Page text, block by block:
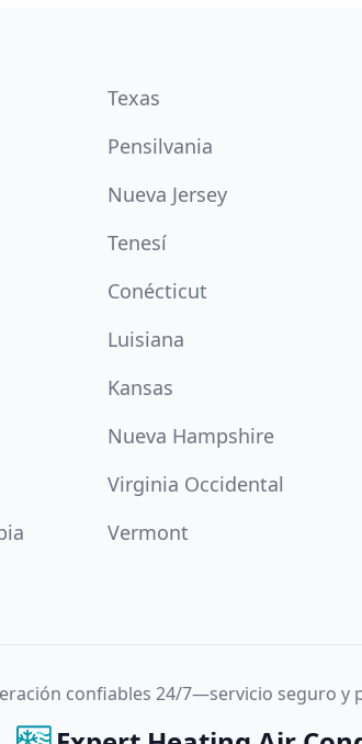
Texas
Pensilvania
Nueva Jersey
Tenesí
Conécticut
Luisiana
Kansas
Nueva Hampshire
Virginia Occidental
Vermont
confiables 24/7—servicio seguro y